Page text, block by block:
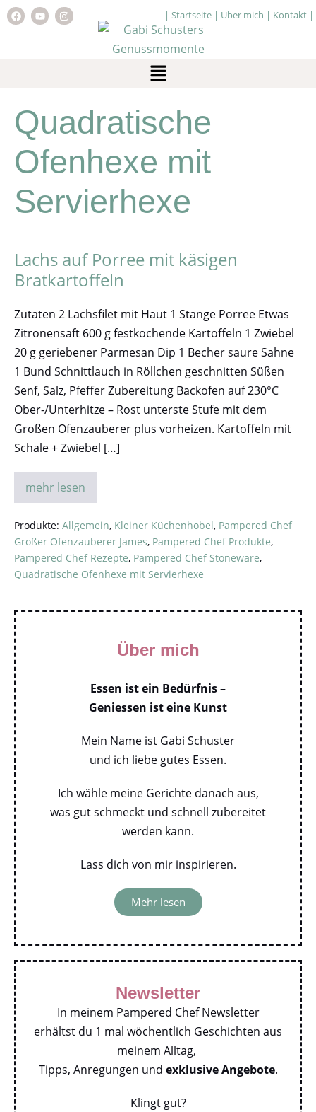
| Startseite| Über mich | Kontakt|
Quadratische
Ofenhexe mit
Servierhexe
Lachs auf Porree mit käsigen
Bratkartoffeln
Zutaten 2 Lachsfilet mit Haut 1 Stange Porree Etwas
Zitronensaft 600 g festkochende Kartoffeln 1 Zwiebel
20 g geriebener Parmesan Dip 1 Becher saure Sahne
1 Bund Schnittlauch in Röllchen geschnitten Süßen
Senf, Salz, Pfeffer Zubereitung Backofen auf 230°C
Ober-/Unterhitze – Rost unterste Stufe mit dem
Großen Ofenzauberer plus vorheizen. Kartoffeln mit
Schale + Zwiebel […]
mehr lesen
Produkte: Allgemein, Kleiner Küchenhobel, Pampered Chef
Großer Ofenzauberer James, Pampered Chef Produkte,
Pampered Chef Rezepte, Pampered Chef Stoneware,
Quadratische Ofenhexe mit Servierhexe
Über mich
Essen ist ein Bedürfnis –
Geniessen ist eine Kunst
Mein Name ist Gabi Schuster
und ich liebe gutes Essen.
Ich wähle meine Gerichte danach aus,
was gut schmeckt und schnell zubereitet
werden kann.
Lass dich von mir inspirieren.
Mehr lesen
Newsletter
In meinem Pampered Chef Newsletter
erhältst du 1 mal wöchentlich Geschichten aus
meinem Alltag,
Tipps, Anregungen und exklusive Angebote.
Klingt gut?